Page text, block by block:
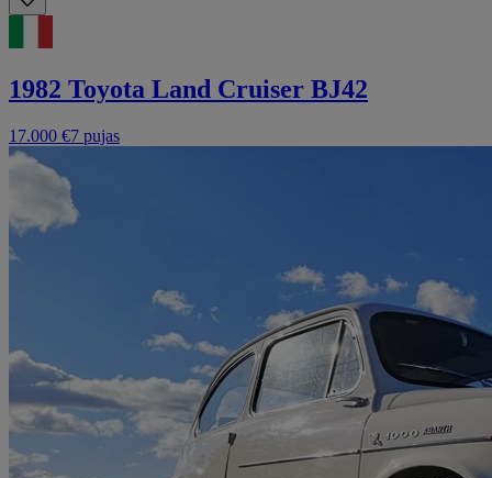
1982 Toyota Land Cruiser BJ42
17.000 €7 pujas